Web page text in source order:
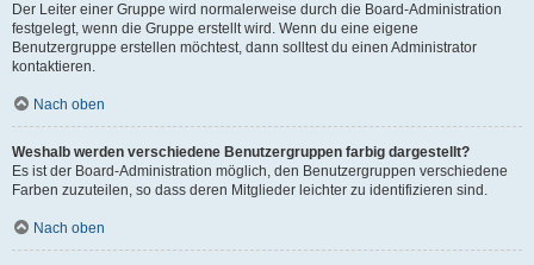
Der Leiter einer Gruppe wird normalerweise durch die Board-Administration
festgelegt, wenn die Gruppe erstellt wird. Wenn du eine eigene
Benutzergruppe erstellen möchtest, dann solltest du einen Administrator
kontaktieren.
Nach oben
Weshalb werden verschiedene Benutzergruppen farbig dargestellt?
Es ist der Board-Administration möglich, den Benutzergruppen verschiedene
Farben zuzuteilen, so dass deren Mitglieder leichter zu identifizieren sind.
Nach oben